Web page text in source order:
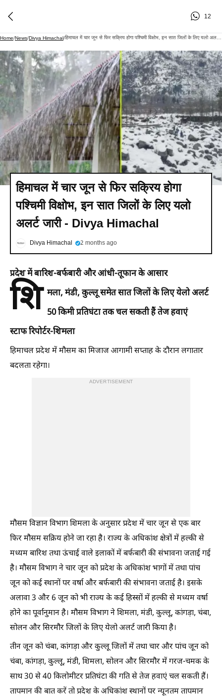
12
Home/News/Divya Himachal/
हिमाचल में चार जून से फिर सक्रिय होगा
पश्चिमी विक्षोभ, इन सात जिलों के लिए यलो
अलर्ट जारी - Divya Himachal
Divya Himachal 2 months ago
प्रदेश में बारिश-बर्फबारी और आंधी-तूफान के आसार
शि मला, मंडी, कुल्लू समेत सात जिलों के लिए येलो अलर्ट
50 किमी प्रतिघंटा तक चल सकती हैं तेज हवाएं
स्टाफ रिपोर्टर-शिमला
हिमाचल प्रदेश में मौसम का मिजाज आगामी सप्ताह के दौरान लगातार
बदलता रहेगा।
ADVERTISEMENT
मौसम विज्ञान विभाग शिमला के अनुसार प्रदेश में चार जून से एक बार
फिर मौसम सक्रिय होने जा रहा है। राज्य के अधिकांश क्षेत्रों में हल्की से
मध्यम बारिश तथा ऊंचाई वाले इलाकों में बर्फबारी की संभावना जताई गई
है। मौसम विभाग ने चार जून को प्रदेश के अधिकांश भागों में तथा पांच
जून को कई स्थानों पर वर्षा और बर्फबारी की संभावना जताई है। इसके
अलावा 3 और 6 जून को भी राज्य के कई हिस्सों में हल्की से मध्यम वर्षा
होने का पूर्वानुमान है। मौसम विभाग ने शिमला, मंडी, कुल्लू, कांगड़ा, चंबा,
सोलन और सिरमौर जिलों के लिए येलो अलर्ट जारी किया है।
तीन जून को चंबा, कांगड़ा और कुल्लू जिलों में तथा चार और पांच जून को
चंबा, कांगड़ा, कुल्लू, मंडी, शिमला, सोलन और सिरमौर में गरज-चमक के
साथ 30 से 40 किलोमीटर प्रतिघंटा की गति से तेज हवाएं चल सकती हैं।
तापमान की बात करें तो प्रदेश के अधिकांश स्थानों पर न्यूनतम तापमान